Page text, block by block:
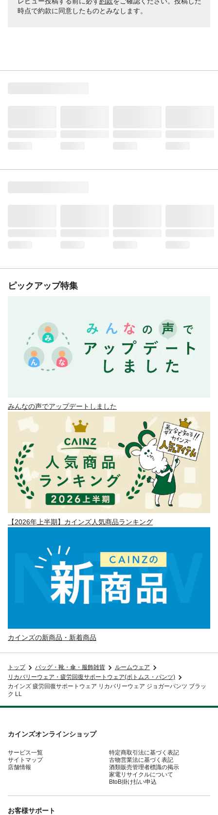
時点で約款に同意したものとみなします。
ピックアップ特集
みんなの声でアップデートしました
【2026年上半期】カインズ人気商品ランキング
カインズの新商品・新着商品
トップ バッグ・靴・傘・服飾雑貨
ルームウェア
リカバリーウェア・疲労回復サポートウェア(ボトムス・パンツ)
カインズ 疲労回復サポートウェア リカバリーウェア ジョガーパンツ ブラッ
ク LL
カインズオンラインショップ
サービス一覧
サイトマップ
店舗情報
特定商取引法に基づく表記
古物営業法に基づく表記
酒類販売管理者標識の掲示
家電リサイクルについて
BtoB掛け払い申込
お客様サポート